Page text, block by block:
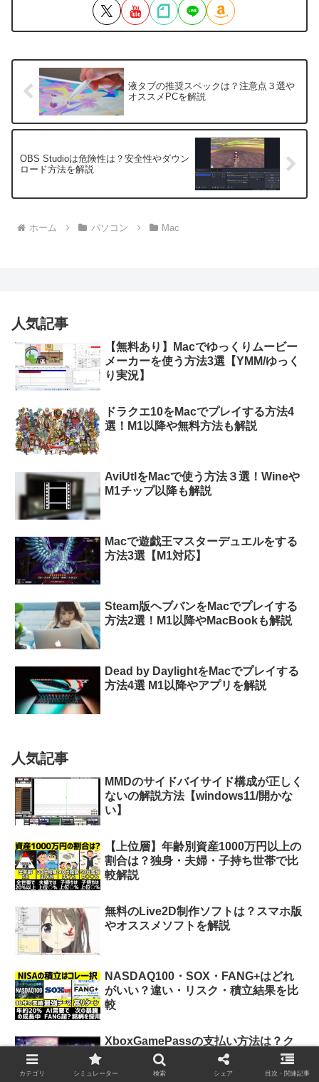
液タブの推奨スペックは？注意点３選や
オススメPCを解説
OBS Studioは危険性は？安全性やダウン
ロード方法を解説
ホーム パソコン Mac
人気記事
【無料あり】Macでゆっくりムービー
メーカーを使う方法3選【YMM/ゆっく
り実況】
ドラクエ10をMacでプレイする方法4
選！M1以降や無料方法も解説
AviUtlをMacで使う方法３選！Wineや
M1チップ以降も解説
Macで遊戯王マスターデュエルをする
方法3選【M1対応】
Steam版ヘブバンをMacでプレイする
方法2選！M1以降やMacBookも解説
Dead by DaylightをMacでプレイする
方法4選 M1以降やアプリを解説
人気記事
MMDのサイドバイサイド構成が正しく
ないの解説方法【windows11/開かな
い】
【上位層】年齢別資産1000万円以上の
割合は？独身・夫婦・子持ち世帯で比
較解説
無料のLive2D制作ソフトは？スマホ版
やオススメソフトを解説
NASDAQ100・SOX・FANG+はどれ
がいい？違い・リスク・積立結果を比
較
XboxGamePassの支払い方法は？ク
レカなしやPayPay、携帯決済を解説
カテゴリ シミュレーター 検索 シェア 目次・関連記事